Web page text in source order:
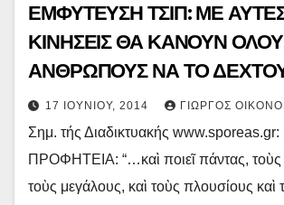
ΕΜΦΥΤΕΥΣΗ ΤΣΙΠ: ΜΕ ΑΥΤΕΣ
ΚΙΝΗΣΕΙΣ ΘΑ ΚΑΝΟΥΝ
ΑΝΘΡΩΠΟΥΣ ΝΑ ΤΟ
17 ΙΟΥΝΊΟΥ, 2014 ΓΙΏΡΓΟΣ
Σημ. τής Διαδικτυακής www.sporeas.gr:
ΠΡΟΦΗΤΕΙΑ: “…καὶ ποιεῖ πάντας, τοὺς
τοὺς μεγάλους, καὶ τοὺς πλουσίους